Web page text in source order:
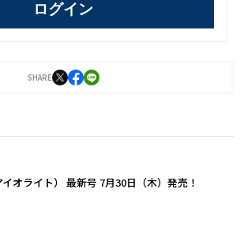
ログイン
SHARE
オライト） 最新号 7月30日（木）発売！